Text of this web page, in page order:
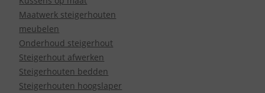
Maatwerk steigerhouten
meubelen
Onderhoud steigerhout
Steigerhout afwerken
Steigerhouten bedden
Steigerhouten hoogslaper